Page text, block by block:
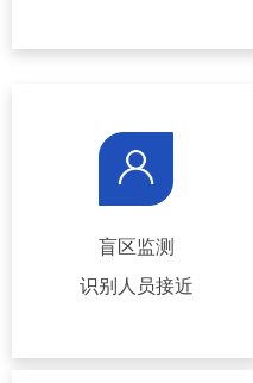
盲区监测
识别人员接近